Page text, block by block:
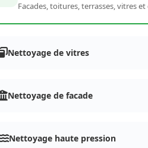
Facades, toitures, terrasses, vitres
Nettoyage de vitres
Nettoyage de facade
Nettoyage haute pression